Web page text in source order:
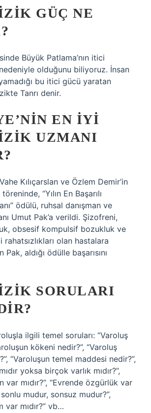
GÜÇ NE
Büyük Patlama’nın itici
olduğunu biliyoruz. İnsan
bu itici gücü yaratan
Tanrı denir.
EN IYI
UZMANI
Kılıçarslan ve Özlem Demir’in
“Yılın En Başarılı
ödülü, ruhsal danışman ve
Umut Pak’a verildi. Şizofreni,
obsesif kompulsif bozukluk ve
olan hastalara
aldığı ödülle başarısını
SORULARI
ilgili temel soruları: “Varoluş
kökeni nedir?”, “Varoluş
“Varoluşun temel maddesi nedir?”,
yoksa birçok varlık mıdır?”,
var mıdır?”, “Evrende özgürlük var
sonlu mudur, sonsuz mudur?”,
var mıdır?” vb…